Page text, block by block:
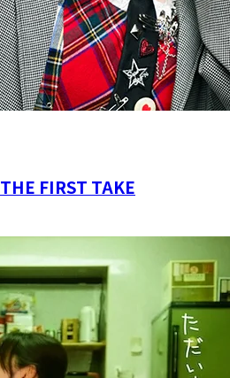
FIRST TAKE